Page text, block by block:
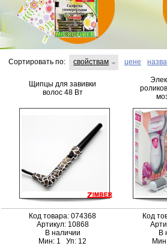
Сортировать по: свойствам цене
Щипцы для завивки
волос 48 Вт
Код товара: 074368
Артикул: 10868
В наличии
Мин: 1 Уп: 12
Код
В